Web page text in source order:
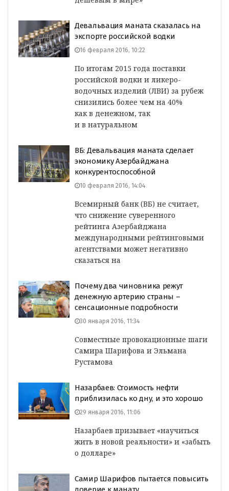
Девальвация маната сказалась на
экспорте российской водки
16 февраля 2016, 10:22
По итогам 2015 года поставки
российской водки и ликеро-
водочных изделий (ЛВИ) за рубеж
снизились более чем на 40%
как в денежном, так
и в натуральном
ВБ: Девальвация маната сделает
экономику Азербайджана
конкурентоспособной
10 февраля 2016, 14:04
Всемирный банк (ВБ) не считает,
что снижение суверенного
рейтинга Азербайджана
международными рейтинговыми
агентствами может негативно
сказаться на
Почему два чиновника режут
денежную артерию страны –
сенсационные подробности
30 января 2016, 11:34
Совместные провокационные шаги
Самира Шарифова и Эльмана
Рустамова
Назарбаев: Стоимость нефти
приблизилась ко дну, и это хорошо
29 января 2016, 11:06
Назарбаев призывает «научиться
жить в новой реальности» и «забыть
о долларе»
Самир Шарифов пытается повысить